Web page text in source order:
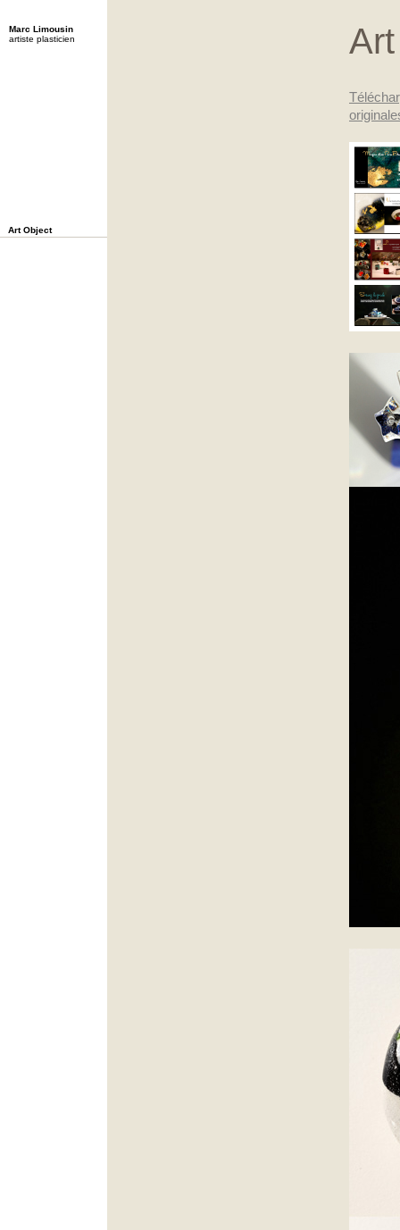
Marc Limousin
artiste plasticien
Art Object